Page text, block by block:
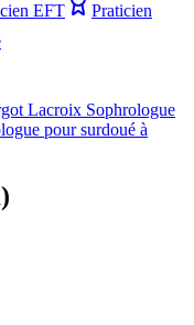
EFT
Praticien
Lacroix Sophrologue
pour surdoué à